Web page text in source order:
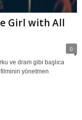
Girl with All
0
ve dram gibi başlıca
filminin yönetmen